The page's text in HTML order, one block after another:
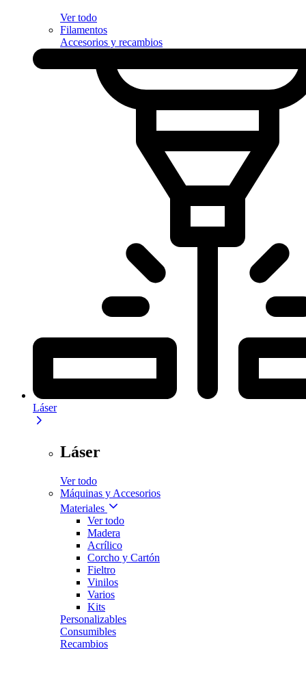
Ver todo
Filamentos
Accesorios y recambios
Láser
Láser
Ver todo
Máquinas y Accesorios
Materiales
Ver todo
Madera
Acrílico
Corcho y Cartón
Fieltro
Vinilos
Varios
Kits
Personalizables
Consumibles
Recambios